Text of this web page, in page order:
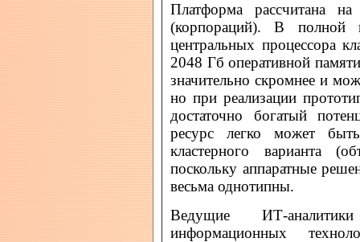
Платформа рассчитана
(корпораций). В полной
центральных процессора
2048 Гб оперативной
значительно скромнее и
но при реализации
достаточно богатый
ресурс легко может
кластерного варианта
поскольку аппаратные
весьма однотипны.
Ведущие ИТ-
информационных